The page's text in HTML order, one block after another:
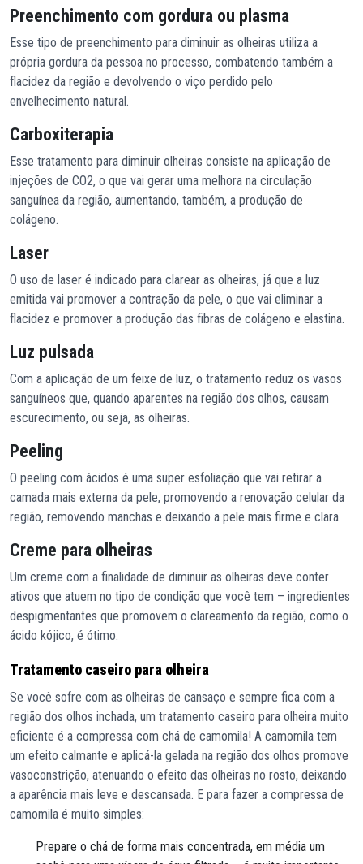
Preenchimento com gordura ou plasma
Esse tipo de preenchimento para diminuir as olheiras utiliza a
própria gordura da pessoa no processo, combatendo também a
flacidez da região e devolvendo o viço perdido pelo
envelhecimento natural.
Carboxiterapia
Esse tratamento para diminuir olheiras consiste na aplicação de
injeções de CO2, o que vai gerar uma melhora na circulação
sanguínea da região, aumentando, também, a produção de
colágeno.
Laser
O uso de laser é indicado para clarear as olheiras, já que a luz
emitida vai promover a contração da pele, o que vai eliminar a
flacidez e promover a produção das fibras de colágeno e elastina.
Luz pulsada
Com a aplicação de um feixe de luz, o tratamento reduz os vasos
sanguíneos que, quando aparentes na região dos olhos, causam
escurecimento, ou seja, as olheiras.
Peeling
O peeling com ácidos é uma super esfoliação que vai retirar a
camada mais externa da pele, promovendo a renovação celular da
região, removendo manchas e deixando a pele mais firme e clara.
Creme para olheiras
Um creme com a finalidade de diminuir as olheiras deve conter
ativos que atuem no tipo de condição que você tem – ingredientes
despigmentantes que promovem o clareamento da região, como o
ácido kójico, é ótimo.
Tratamento caseiro para olheira
Se você sofre com as olheiras de cansaço e sempre fica com a
região dos olhos inchada, um tratamento caseiro para olheira muito
eficiente é a compressa com chá de camomila! A camomila tem
um efeito calmante e aplicá-la gelada na região dos olhos promove
vasoconstrição, atenuando o efeito das olheiras no rosto, deixando
a aparência mais leve e descansada. E para fazer a compressa de
camomila é muito simples:
Prepare o chá de forma mais concentrada, em média um